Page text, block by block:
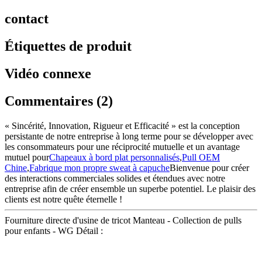
contact
Étiquettes de produit
Vidéo connexe
Commentaires (2)
« Sincérité, Innovation, Rigueur et Efficacité » est la conception
persistante de notre entreprise à long terme pour se développer avec
les consommateurs pour une réciprocité mutuelle et un avantage
mutuel pourChapeaux à bord plat personnalisés,Pull OEM
Chine,Fabrique mon propre sweat à capucheBienvenue pour créer
des interactions commerciales solides et étendues avec notre
entreprise afin de créer ensemble un superbe potentiel. Le plaisir des
clients est notre quête éternelle !
Fourniture directe d'usine de tricot Manteau - Collection de pulls
pour enfants - WG Détail :